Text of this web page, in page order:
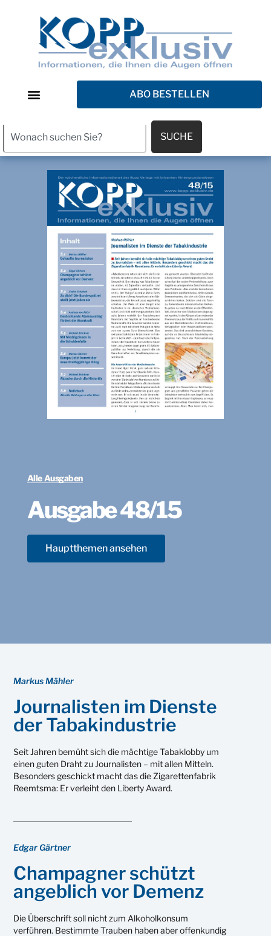
ABO BESTELLEN
SUCHE
Alle Ausgaben
Ausgabe 48/15
Hauptthemen ansehen
Markus Mähler
Journalisten im Dienste
der Tabakindustrie
Seit Jahren bemüht sich die mächtige Tabaklobby um
einen guten Draht zu Journalisten – mit allen Mitteln.
Besonders geschickt macht das die Zigarettenfabrik
Reemtsma: Er verleiht den Liberty Award.
Edgar Gärtner
Champagner schützt
angeblich vor Demenz
Die Überschrift soll nicht zum Alkoholkonsum
verführen. Bestimmte Trauben haben aber offenkundig